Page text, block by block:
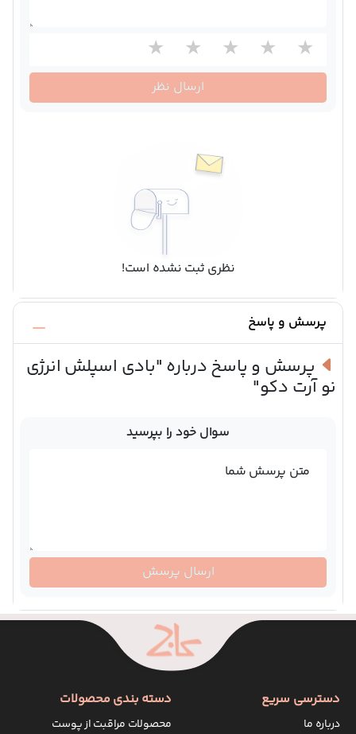
ارسال نظر
نظری ثبت نشده است!
پرسش و پاسخ
پرسش و پاسخ درباره "بادی اسپلش انرژی
نو آرت دکو"
سوال خود را بپرسید
متن پرسش شما
ارسال پرسش
دسترسی سریع
درباره ما
دسته بندی محصولات
محصولات مراقبت از پوست